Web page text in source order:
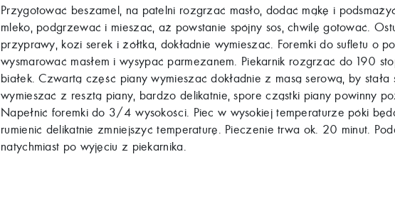
Przygotować beszamel, na patelni rozgrzać masło, dodać mąkę i
mleko, podgrzewać i mieszać, aż powstanie spójny sos, chwilę gotować.
przyprawy, kozi serek i żółtka, dokładnie wymieszać. Foremki do sufletu o
wysmarować masłem i wysypać parmezanem. Piekarnik rozgrzać do 190
białek. Czwartą część piany wymieszać dokładnie z masą serową, by
wymieszać z resztą piany, bardzo delikatnie, spore cząstki piany powinny
Napełnić foremki do 3/4 wysokości. Piec w wysokiej temperaturze póki
rumienić delikatnie zmniejszyć temperaturę. Pieczenie trwa ok. 20 minut.
natychmiast po wyjęciu z piekarnika.